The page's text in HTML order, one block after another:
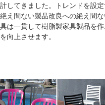
してきました。トレンドを設
え間ない製品改良への絶え間な
は一貫して樹脂製家具製品を
向上させます。